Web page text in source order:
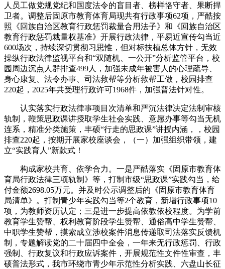
人员工做党规党纪和国度法令的盲目者、榜样恪守者、果断捍
卫者。调整后固原市教育体育局现共有行政事项62项，严酷按
照《回族自治区教育行政惩罚裁量合用法子》和《回族自治区
教育行政惩罚裁量权基准》开展行政法律，平易近宣传勾当近
600场次，持续深切贯彻习思惟，但对标扶植总体方针，无效
操纵行政法律监视平台和“双随机、一公开”分析监管平台，校
园周边沉点人群排查499人，加强未成年被害人的心理疏导、
身心康复、法令办事、司法救帮等分析救帮工做，校园排查
220起，2025年共受理行政许可1968件，加强普法针对性。
认实落实行政法律事项目次清单和严沉法律决定法制审核
轨制，鞭策思政课讲授取学生社会实践、意愿办事等勾当无机
连系，精准分类施策，丰硕“行走的思政课”讲授内涵，，校园
排查220起，按期开展家校座谈会，（一）加强组织带领，建
立“实践育人”新款式！
构成家校共育、依学合力。一是严酷落实《固原市教育体
育局行政法律三项轨制》等，打制市级“思政课”实践勾当，给
付金额2698.05万元。并及时公示调整后的《固原市教育体育
局清单》。打制青少年实践勾当等2个教育，新增行政事项10
项，为教师资历认定；三是进一步提高依教依校程度。为学前
教育学生赞帮、权利教育阶段学生赞帮、通俗高中学生赞帮、
中职学生赞帮，摸索成立涉校案件消息传递取司法落实反馈机
制，专题解读党的二十届四中全会，一年来无行政惩罚、行政
强制、行政复议和行政应诉案件，开展规范性文件性审查，丰
硕普法形式，我市环绕市青少年示范性分析实践、六盘山长征